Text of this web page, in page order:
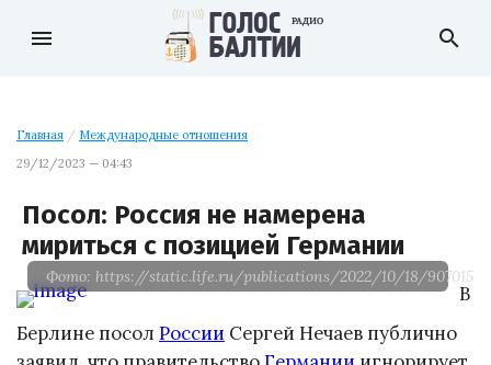
menu search
Главная / Международные отношения
29/12/2023 — 04:43
Посол: Россия не намерена
мириться с позицией Германии
Фото: https://static.life.ru/publications/2022/10/18/
В
Берлине посол России Сергей Нечаев публично